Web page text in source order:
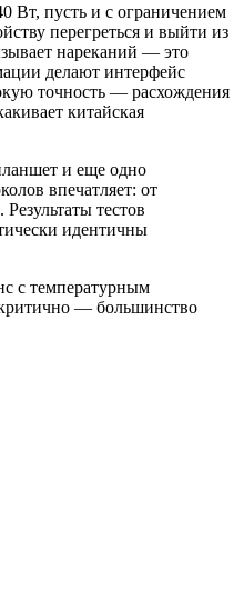
Вт, пусть и с ограничением
перегреться и выйти из
нареканий — это
делают интерфейс
точность — расхождения
китайская
и еще одно
впечатляет: от
тестов
идентичны
с температурным
критично — большинство